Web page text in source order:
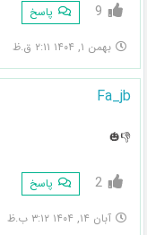
9 پاسخ
بهمن ۱, ۱۴۰۴ ۲:۱۱ ق.ظ
Fa_jb
👎🎃
2 پاسخ
آبان ۱۴, ۱۴۰۴ ۳:۱۲ ب.ظ